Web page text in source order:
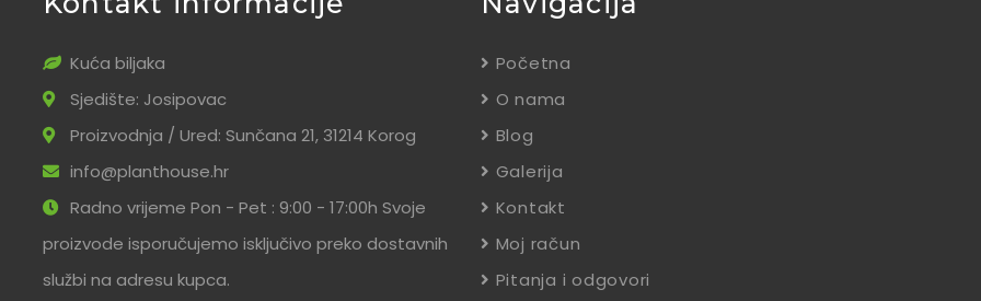
Kuća biljaka
Sjedište: Josipovac
Proizvodnja / Ured: Sunčana 21, 31214 Korog
info@planthouse.hr
Radno vrijeme Pon - Pet : 9:00 - 17:00h Svoje
proizvode isporučujemo isključivo preko dostavnih
službi na adresu kupca.
Početna
O nama
Blog
Galerija
Kontakt
Moj račun
Pitanja i odgovori